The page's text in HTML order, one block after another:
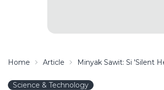
Home Article Minyak Sawit: Si 'Silent
Science & Technology